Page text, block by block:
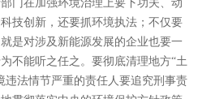
在加强环境治理上要下功夫、动
技创新，还要抓环境执法；不仅要
是对涉及新能源发展的企业也要一
不能听之任之。要彻底清理地方“土
违法情节严重的责任人要追究刑事责